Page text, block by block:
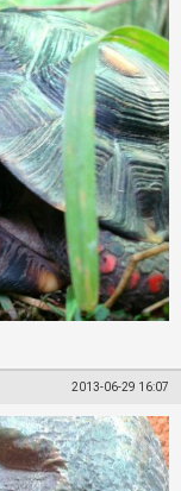
2013-06-29 16:07